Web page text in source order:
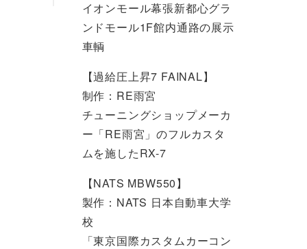
イオンモール幕張新都心グラ
ンドモール1F館内通路の展示
車輌
【過給圧上昇7 FAINAL】
制作：RE雨宮
チューニングショップメーカ
ー「RE雨宮」のフルカスタ
ムを施したRX-7
【NATS MBW550】
製作：NATS 日本自動車大学
校
「東京国際カスタムカーコン